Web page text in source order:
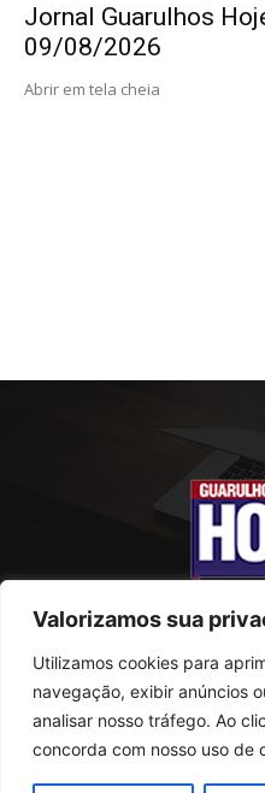
Valorizamos sua
Utilizamos cookies para
navegação, exibir anúncios
analisar nosso tráfego. Ao
concorda com nosso uso de
Jornal Guarulhos
09/08/2026
Abrir em tela cheia
Rua Conselheiro